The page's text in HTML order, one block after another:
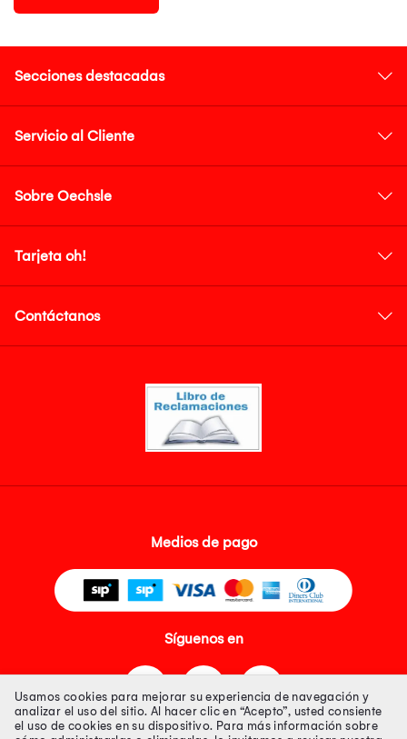
Secciones destacadas
Servicio al Cliente
Sobre Oechsle
Tarjeta oh!
Contáctanos
Medios de pago
Síguenos en
Usamos cookies para mejorar su experiencia de navegación y
analizar el uso del sitio. Al hacer clic en “Acepto”, usted consiente
el uso de cookies en su dispositivo. Para más información sobre